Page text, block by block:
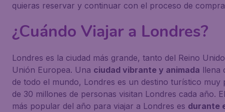
quieras reservar y continuar con el proceso de
¿Cuándo Viajar a Londres?
Londres es la ciudad más grande, tanto del Reino
Unión Europea. Una ciudad vibrante y animada llena
de todo el mundo, Londres es un destino turístico muy
de 30 millones de personas visitan Londres cada año.
más popular del año para viajar a Londres es durante